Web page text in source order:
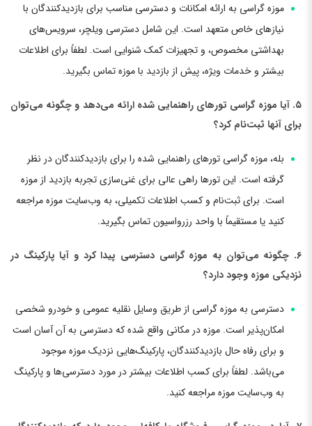
موزه گراسی به ارائه امکانات و دسترسی مناسب برای بازدیدکنندگان با
نیازهای خاص متعهد است. این شامل دسترسی ویلچر، سرویس‌های
بهداشتی مخصوص، و تجهیزات کمک شنوایی است. لطفاً برای اطلاعات
بیشتر و خدمات ویژه، پیش از بازدید با موزه تماس بگیرید.
۵. آیا موزه گراسی تورهای راهنمایی شده ارائه می‌دهد و چگونه می‌توان
برای آنها ثبت‌نام کرد؟
بله، موزه گراسی تورهای راهنمایی شده را برای بازدیدکنندگان در نظر
گرفته است. این تورها راهی عالی برای غنی‌سازی تجربه بازدید از موزه
است. برای ثبت‌نام و کسب اطلاعات تکمیلی، به وب‌سایت موزه مراجعه
کنید یا مستقیماً با واحد رزرواسیون تماس بگیرید.
۶. چگونه می‌توان به موزه گراسی دسترسی پیدا کرد و آیا پارکینگ در
نزدیکی موزه وجود دارد؟
دسترسی به موزه گراسی از طریق وسایل نقلیه عمومی و خودرو شخصی
امکان‌پذیر است. موزه در مکانی واقع شده که دسترسی به آن آسان است
و برای رفاه حال بازدیدکنندگان، پارکینگ‌هایی نزدیک موزه موجود
می‌باشد. لطفاً برای کسب اطلاعات بیشتر در مورد دسترسی‌ها و پارکینگ
به وب‌سایت موزه مراجعه کنید.